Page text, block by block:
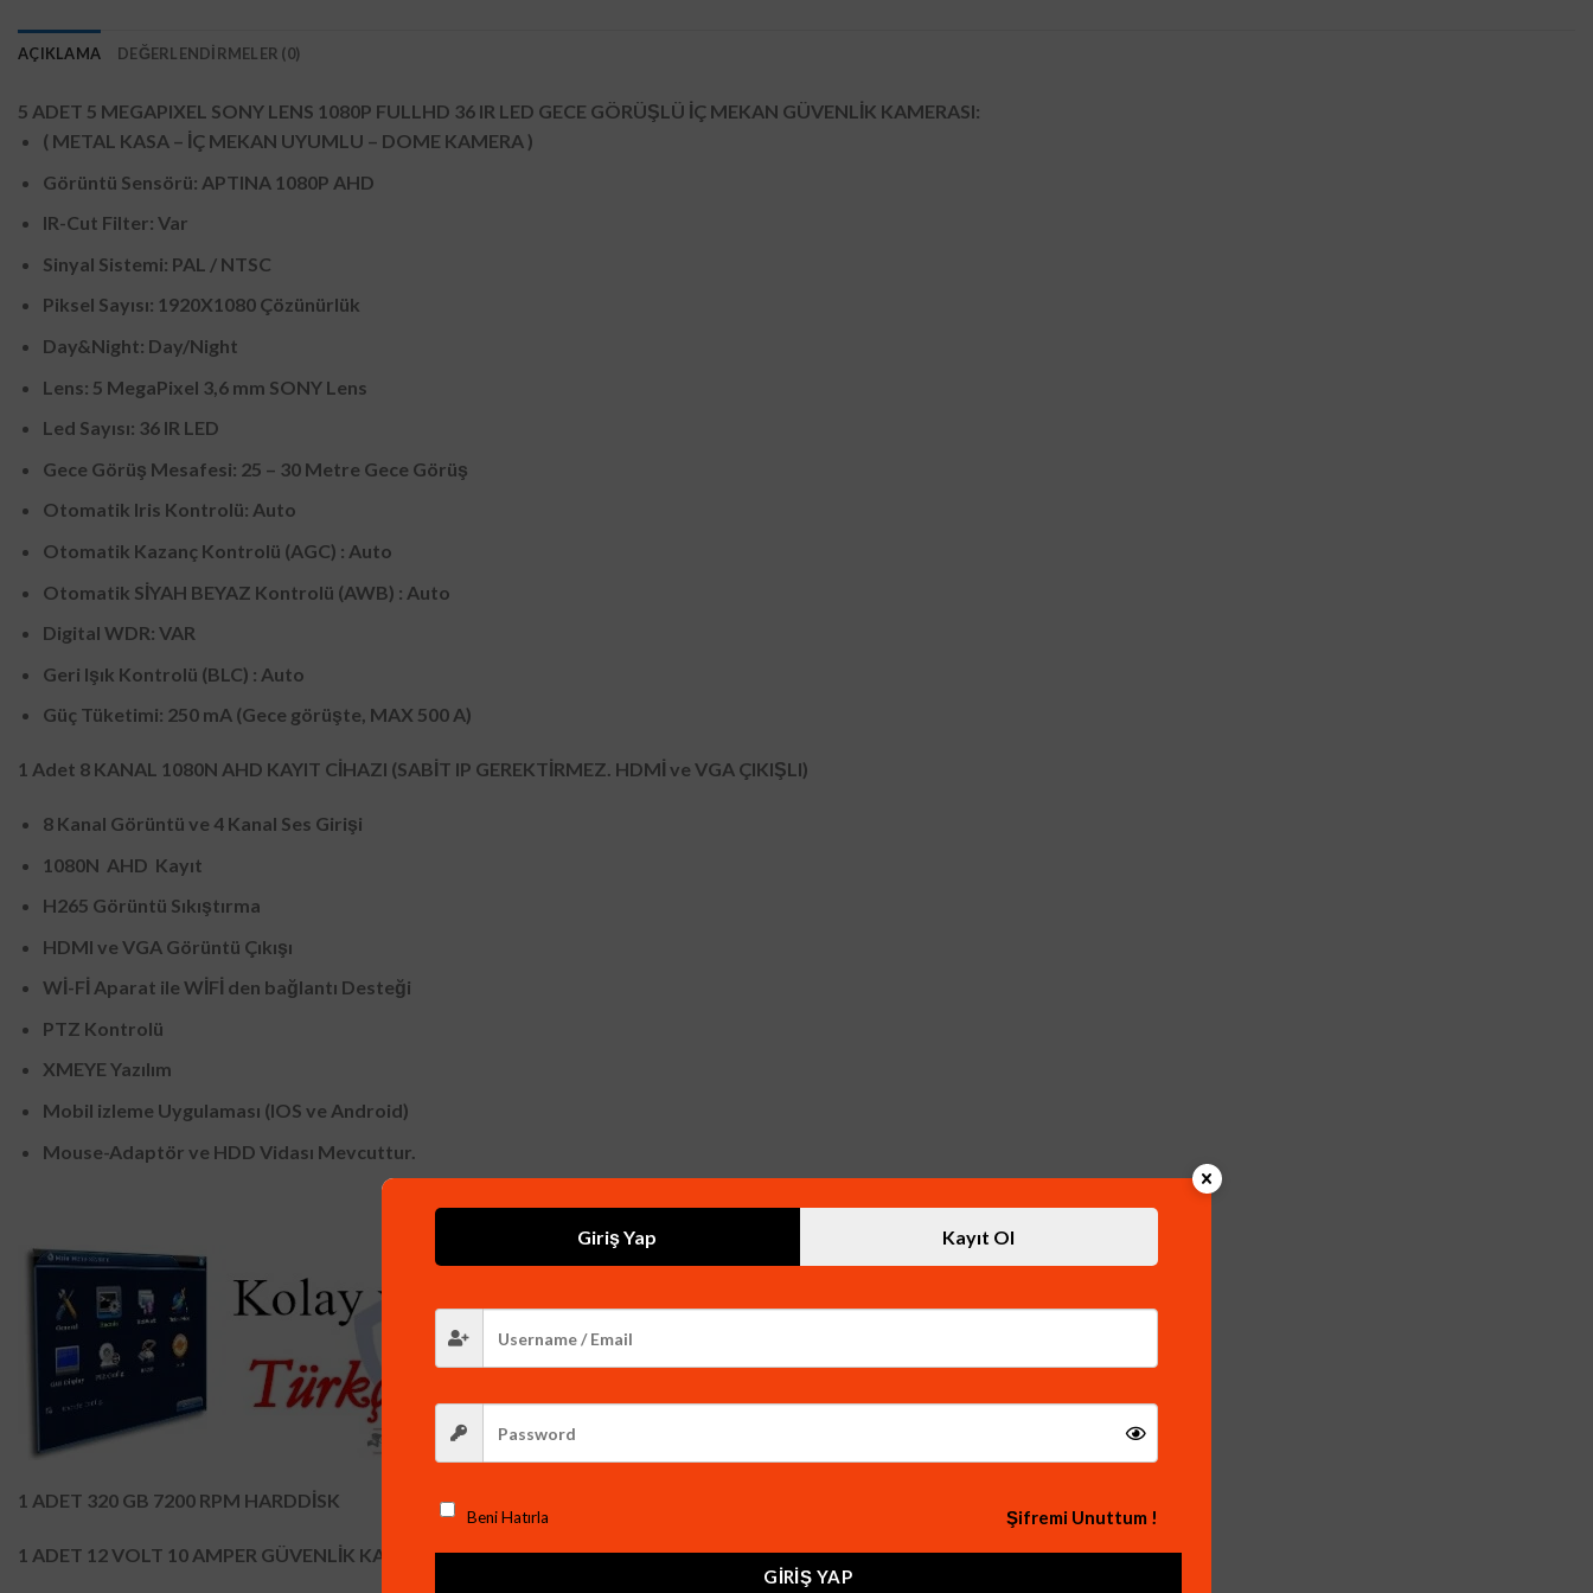
AÇIKLAMA DEĞERLENDIRMELER (0)
5 ADET 5 MEGAPIXEL SONY LENS 1080P FULLHD 36 IR LED GECE GÖRÜŞLÜ İÇ MEKAN GÜVENLİK KAMERASI:
( METAL KASA – İÇ MEKAN UYUMLU – DOME KAMERA )
Görüntü Sensörü: APTINA 1080P AHD
IR-Cut Filter: Var
Sinyal Sistemi: PAL / NTSC
Piksel Sayısı: 1920X1080 Çözünürlük
Day&Night: Day/Night
Lens: 5 MegaPixel 3,6 mm SONY Lens
Led Sayısı: 36 IR LED
Gece Görüş Mesafesi: 25 – 30 Metre Gece Görüş
Otomatik Iris Kontrolü: Auto
Otomatik Kazanç Kontrolü (AGC) : Auto
Otomatik SİYAH BEYAZ Kontrolü (AWB) : Auto
Digital WDR: VAR
Geri Işık Kontrolü (BLC) : Auto
Güç Tüketimi: 250 mA (Gece görüşte, MAX 500 A)
1 Adet 8 KANAL 1080N AHD KAYIT CİHAZI (SABİT IP GEREKTİRMEZ. HDMİ ve VGA ÇIKIŞLI)
8 Kanal Görüntü ve 4 Kanal Ses Girişi
1080N AHD Kayıt
H265 Görüntü Sıkıştırma
HDMI ve VGA Görüntü Çıkışı
Wİ-Fİ Aparat ile WİFİ den bağlantı Desteği
PTZ Kontrolü
XMEYE Yazılım
Mobil izleme Uygulaması (IOS ve Android)
Mouse-Adaptör ve HDD Vidası Mevcuttur.
1 ADET 320 GB 7200 RPM HARDDİSK
1 ADET 12 VOLT 10 AMPER GÜVENLİK KAMERASI İÇİN ELEKTRİK ADAPTÖRÜ
Giriş Yap Kayıt Ol
Beni Hatırla Şifremi Unuttum !
GIRIŞ YAP